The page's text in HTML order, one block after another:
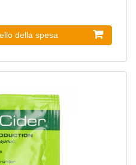
della spesa